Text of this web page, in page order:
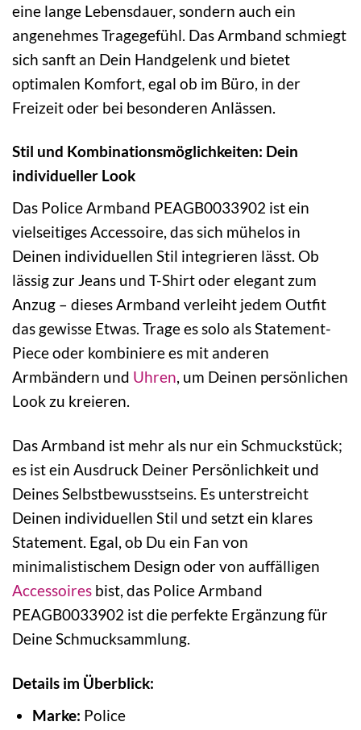
eine lange Lebensdauer, sondern auch ein
angenehmes Tragegefühl. Das Armband schmiegt
sich sanft an Dein Handgelenk und bietet
optimalen Komfort, egal ob im Büro, in der
Freizeit oder bei besonderen Anlässen.
Stil und Kombinationsmöglichkeiten: Dein
individueller Look
Das Police Armband PEAGB0033902 ist ein
vielseitiges Accessoire, das sich mühelos in
Deinen individuellen Stil integrieren lässt. Ob
lässig zur Jeans und T-Shirt oder elegant zum
Anzug – dieses Armband verleiht jedem Outfit
das gewisse Etwas. Trage es solo als Statement-
Piece oder kombiniere es mit anderen
Armbändern und Uhren, um Deinen persönlichen
Look zu kreieren.
Das Armband ist mehr als nur ein Schmuckstück;
es ist ein Ausdruck Deiner Persönlichkeit und
Deines Selbstbewusstseins. Es unterstreicht
Deinen individuellen Stil und setzt ein klares
Statement. Egal, ob Du ein Fan von
minimalistischem Design oder von auffälligen
Accessoires bist, das Police Armband
PEAGB0033902 ist die perfekte Ergänzung für
Deine Schmucksammlung.
Details im Überblick:
Marke: Police